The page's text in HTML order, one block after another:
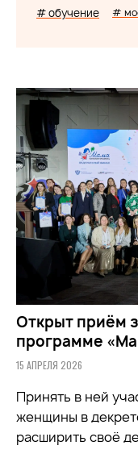
# обучение #
Открыт приём
программе
15 АПРЕЛЯ 2026
Принять в ней
женщины в
расширить своё